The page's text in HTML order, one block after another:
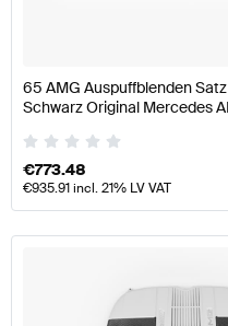
65 AMG Auspuffblenden
Schwarz Original Mercedes
€773.48
€935.91incl. 21% LV VAT